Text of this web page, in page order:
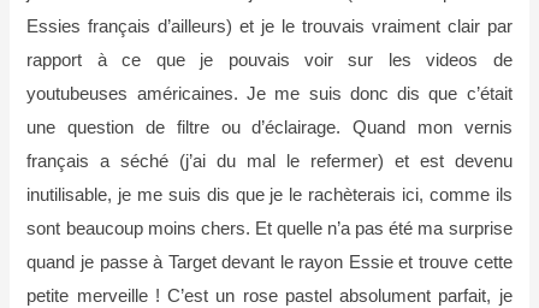
Essies français d’ailleurs) et je le trouvais vraiment clair par
rapport à ce que je pouvais voir sur les videos de
youtubeuses américaines. Je me suis donc dis que c’était
une question de filtre ou d’éclairage. Quand mon vernis
français a séché (j’ai du mal le refermer) et est devenu
inutilisable, je me suis dis que je le rachèterais ici, comme ils
sont beaucoup moins chers. Et quelle n’a pas été ma surprise
quand je passe à Target devant le rayon Essie et trouve cette
petite merveille ! C’est un rose pastel absolument parfait, je